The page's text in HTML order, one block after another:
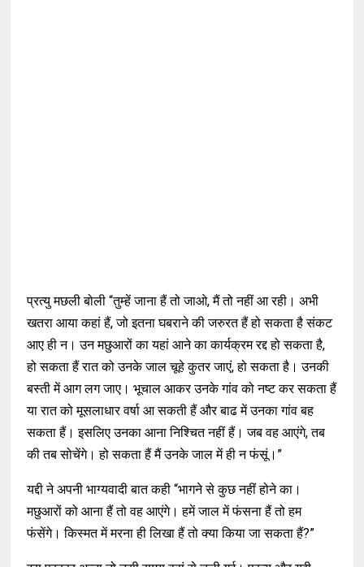
प्रत्यु मछली बोली “तुम्हें जाना हैं तो जाओ, मैं तो नहीं आ रही। अभी
खतरा आया कहां हैं, जो इतना घबराने की जरुरत हैं हो सकता है संकट
आए ही न। उन मछुआरों का यहां आने का कार्यक्रम रद्द हो सकता है,
हो सकता हैं रात को उनके जाल चूहे कुतर जाएं, हो सकता है। उनकी
बस्ती में आग लग जाए। भूचाल आकर उनके गांव को नष्ट कर सकता हैं
या रात को मूसलाधार वर्षा आ सकती हैं और बाढ में उनका गांव बह
सकता हैं। इसलिए उनका आना निश्चित नहीं हैं। जब वह आएंगे, तब
की तब सोचेंगे। हो सकता हैं मैं उनके जाल में ही न फंसूं।”
यद्दी ने अपनी भाग्यवादी बात कही “भागने से कुछ नहीं होने का।
मछुआरों को आना हैं तो वह आएंगे। हमें जाल में फंसना हैं तो हम
फंसेंगे। किस्मत में मरना ही लिखा हैं तो क्या किया जा सकता हैं?”